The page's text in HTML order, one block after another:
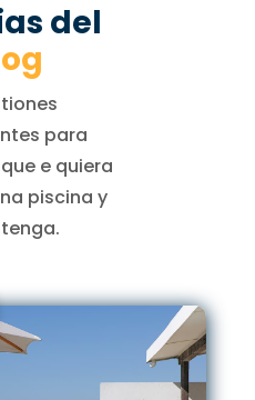
del
para
e quiera
piscina y